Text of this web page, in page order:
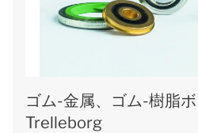
ゴム-金属、ゴム-樹脂ボ
Trelleborg